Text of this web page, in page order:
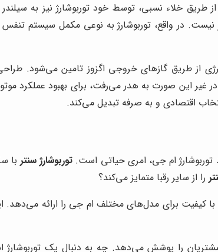
طریق خلاء نسبی، توسط خود توربوشارژ نیز به
نیست. در واقع، توربوشارژ به نوعی مکمل سیستم
از طریق گازهای خروجی اگزوز تامین می‌شود.
غیر این صورت به هدر می‌رفت، برای بهبود عملکرد
اقتصادی و به صرفه تبدیل می‌کند.
توربوشارژ ام جی، امری حیاتی است. توربوشارژ سنتر با
را از سایر رقبا متمایز می‌کند؟
کیفیت برای مدل‌های مختلف ام جی را ارائه می‌دهد.
مشتریان را پوشش می‌دهد. چه به دنبال یک توربوشارژ